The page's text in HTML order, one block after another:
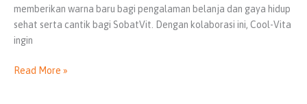
memberikan warna baru bagi pengalaman belanja dan gaya hidup
sehat serta cantik bagi SobatVit. Dengan kolaborasi ini, Cool-Vita
ingin
Read More »